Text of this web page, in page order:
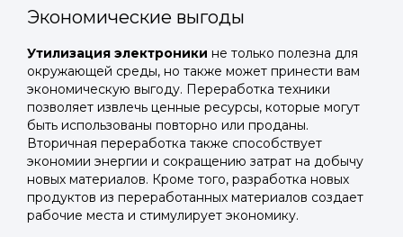
Экономические выгоды
Утилизация электроники не только полезна для
окружающей среды, но также может принести вам
экономическую выгоду. Переработка техники
позволяет извлечь ценные ресурсы, которые могут
быть использованы повторно или проданы.
Вторичная переработка также способствует
экономии энергии и сокращению затрат на добычу
новых материалов. Кроме того, разработка новых
продуктов из переработанных материалов создает
рабочие места и стимулирует экономику.